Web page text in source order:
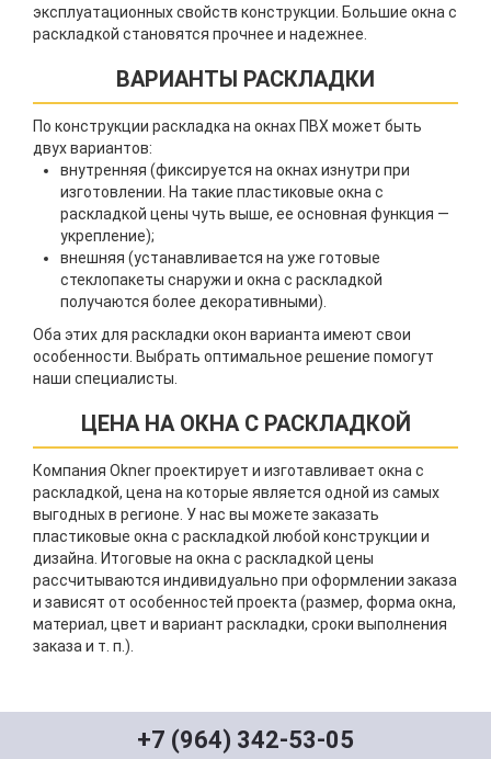
эксплуатационных свойств конструкции. Большие окна с
раскладкой становятся прочнее и надежнее.
ВАРИАНТЫ РАСКЛАДКИ
По конструкции раскладка на окнах ПВХ может быть
двух вариантов:
внутренняя (фиксируется на окнах изнутри при
изготовлении. На такие пластиковые окна с
раскладкой цены чуть выше, ее основная функция —
укрепление);
внешняя (устанавливается на уже готовые
стеклопакеты снаружи и окна с раскладкой
получаются более декоративными).
Оба этих для раскладки окон варианта имеют свои
особенности. Выбрать оптимальное решение помогут
наши специалисты.
ЦЕНА НА ОКНА С РАСКЛАДКОЙ
Компания Okner проектирует и изготавливает окна с
раскладкой, цена на которые является одной из самых
выгодных в регионе. У нас вы можете заказать
пластиковые окна с раскладкой любой конструкции и
дизайна. Итоговые на окна с раскладкой цены
рассчитываются индивидуально при оформлении заказа
и зависят от особенностей проекта (размер, форма окна,
материал, цвет и вариант раскладки, сроки выполнения
заказа и т. п.).
+7 (964) 342-53-05